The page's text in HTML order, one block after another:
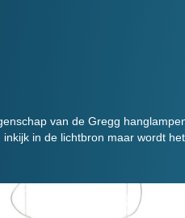
van de Gregg
inkijk in de lichtbron maar wordt